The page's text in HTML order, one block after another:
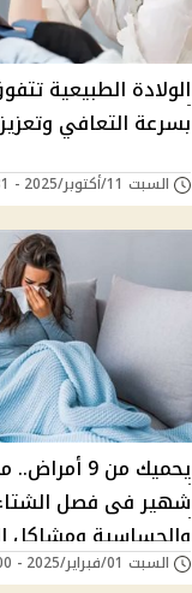
الولادة الطبيعية
بسرعة التعافي
السبت 11/أكتوبر/2025 - 06:31 م
يحميك من 9
شهير فى فصل الشتاء
والحساسية ومشاكل
السبت 01/فبراير/2025 - 08:00 ص